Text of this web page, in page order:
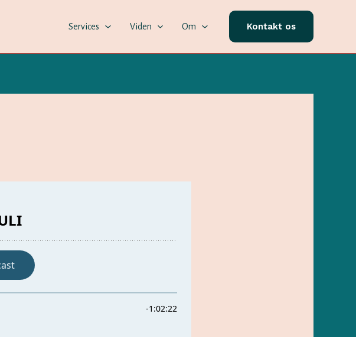
Services Viden Om Kontakt os